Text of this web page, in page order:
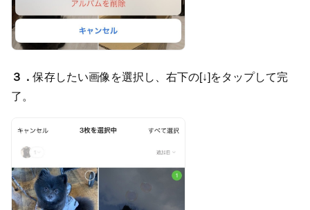
３．保存したい画像を選択し、右下の[↓]をタップして完
了。